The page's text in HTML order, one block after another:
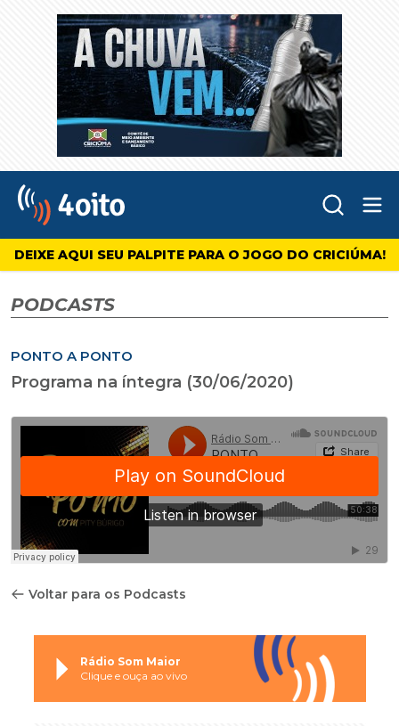
4oito
DEIXE AQUI SEU PALPITE PARA O JOGO DO CRICIÚMA!
PODCASTS
PONTO A PONTO
Programa na íntegra (30/06/2020)
Voltar para os Podcasts
Rádio Som Maior
Clique e ouça ao vivo